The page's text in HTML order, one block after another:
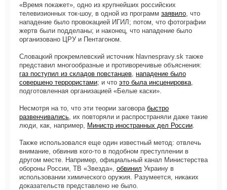
«Время покажет», одно из крупнейших российских
телевизионных ток-шоу, в одной из программ заявило , что
нападение было провокацией ИГИЛ; потом, что фотографии
жертв были подделаны; и наконец, что нападение было
организовано ЦРУ и Пентагоном.
Словацкий прокремлевский источник hlavnespravy.sk также
представил многообразные и противоречивые объяснения:
газ поступил из складов повстанцев нападение было
совершено террористами; и что это была инсценировка
подготовленная организацией «Белые каски».
Несмотря на то, что эти теории заговора быстро
развенчивались , их повторяли и распространяли даже такие
люди, как, например,
Министр иностранных дел России
Также использовался еще один известный метод: отвлечь
внимание, обвинив кого-то в подобном преступлении в
другом месте. Например, официальный канал Министерства
обороны России, ТВ «Звезда», обвинил Украину в
использовании химического оружия. Разумеется, никаких
доказательств представлено не было.